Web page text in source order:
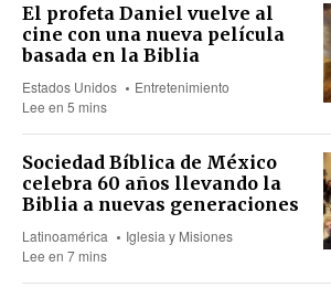
El profeta Daniel vuelve al
cine con una nueva película
basada en la Biblia
Estados Unidos
Entretenimiento
Lee en 5 mins
Sociedad Bíblica de México
celebra 60 años llevando la
Biblia a nuevas generaciones
Latinoamérica
Iglesia y Misiones
Lee en 7 mins